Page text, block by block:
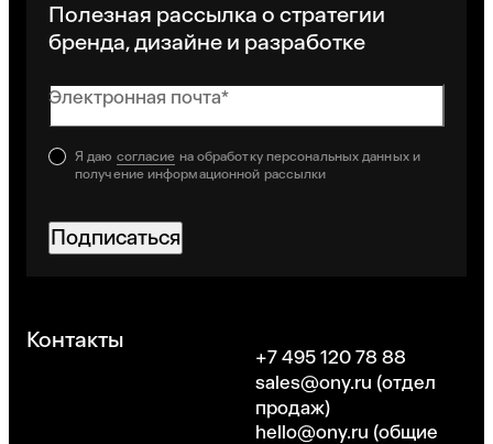
Полезная рассылка о стратегии
бренда, дизайне и разработке
Электронная почта*
Я даю согласие на обработку персональных данных и
получение информационной рассылки
Подписаться
Контакты
+7 495 120 78 88
sales@ony.ru (отдел
продаж)
hello@ony.ru (общие